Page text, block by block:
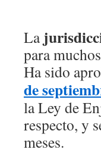
La
para
Ha sido
de
la Ley de
respecto, y
meses.